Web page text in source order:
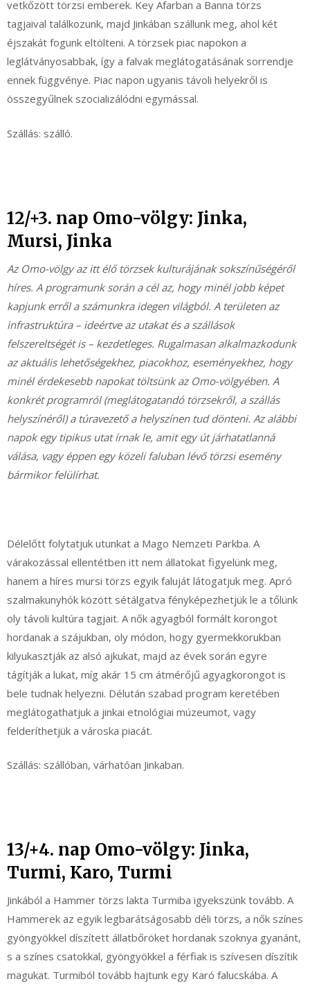
vetkőzött törzsi emberek. Key Afarban a Banna törzs
tagjaival találkozunk, majd Jinkában szállunk meg, ahol két
éjszakát fogunk eltölteni. A törzsek piac napokon a
leglátványosabbak, így a falvak meglátogatásának sorrendje
ennek függvénye. Piac napon ugyanis távoli helyekről is
összegyűlnek szocializálódni egymással.
Szállás: szálló.
12/+3. nap Omo-völgy: Jinka,
Mursi, Jinka
Az Omo-völgy az itt élő törzsek kulturájának sokszínűségéről
híres. A programunk során a cél az, hogy minél jobb képet
kapjunk erről a számunkra idegen világból. A területen az
infrastruktúra – ideértve az utakat és a szállások
felszereltségét is – kezdetleges. Rugalmasan alkalmazkodunk
az aktuális lehetőségekhez, piacokhoz, eseményekhez, hogy
minél érdekesebb napokat töltsünk az Omo-völgyében. A
konkrét programról (meglátogatandó törzsekről, a szállás
helyszínéről) a túravezető a helyszínen tud dönteni. Az alábbi
napok egy tipikus utat írnak le, amit egy út járhatatlanná
válása, vagy éppen egy közeli faluban lévő törzsi esemény
bármikor felülírhat.
Délelőtt folytatjuk utunkat a Mago Nemzeti Parkba. A
várakozással ellentétben itt nem állatokat figyelünk meg,
hanem a híres mursi törzs egyik faluját látogatjuk meg. Apró
szalmakunyhók között sétálgatva fényképezhetjük le a tőlünk
oly távoli kultúra tagjait. A nők agyagból formált korongot
hordanak a szájukban, oly módon, hogy gyermekkorukban
kilyukasztják az alsó ajkukat, majd az évek során egyre
tágítják a lukat, míg akár 15 cm átmérőjű agyagkorongot is
bele tudnak helyezni. Délután szabad program keretében
meglátogathatjuk a jinkai etnológiai múzeumot, vagy
felderíthetjük a városka piacát.
Szállás: szállóban, várhatóan Jinkaban.
13/+4. nap Omo-völgy: Jinka,
Turmi, Karo, Turmi
Jinkából a Hammer törzs lakta Turmiba igyekszünk tovább. A
Hammerek az egyik legbarátságosabb déli törzs, a nők színes
gyöngyökkel díszített állatbőröket hordanak szoknya gyanánt,
s a színes csatokkal, gyöngyökkel a férfiak is szívesen díszítik
magukat. Turmiból tovább hajtunk egy Karó falucskába. A